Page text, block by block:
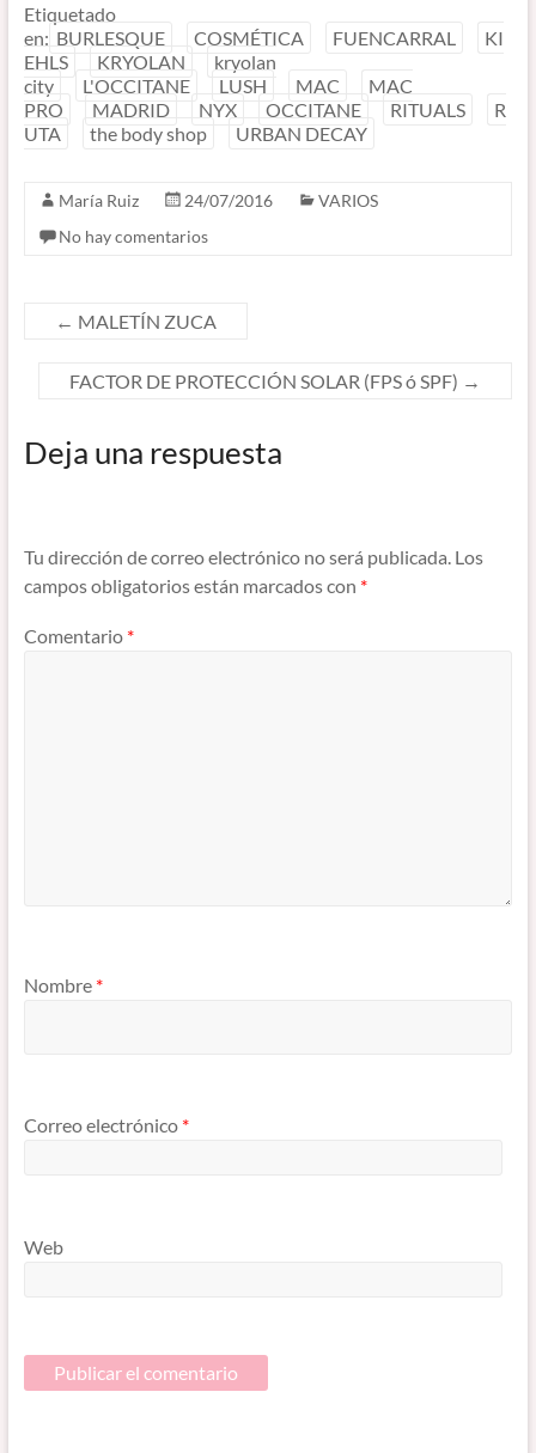
Etiquetado
en: BURLESQUE COSMÉTICA FUENCARRAL
KI
EHLS
KRYOLAN
kryolan
city
L'OCCITANE LUSH MAC
MAC
PRO
MADRID NYX OCCITANE RITUALS
R
UTA
the body shop URBAN DECAY
María Ruiz 24/07/2016
VARIOS
No hay comentarios
← MALETÍN ZUCA
FACTOR DE PROTECCIÓN SOLAR (FPS ó SPF) →
Deja una respuesta
Tu dirección de correo electrónico no será publicada. Los
campos obligatorios están marcados con *
Comentario *
Nombre *
Correo electrónico *
Web